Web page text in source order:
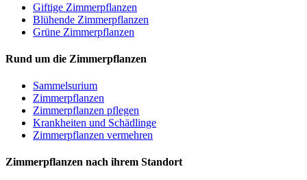
Giftige Zimmerpflanzen
Blühende Zimmerpflanzen
Grüne Zimmerpflanzen
Rund um die Zimmerpflanzen
Sam­mel­su­ri­um
Zimmerpflanzen
Zimmerpflanzen pflegen
Krankheiten und Schädlinge
Zimmerpflanzen vermehren
Zimmerpflanzen nach ihrem Standort